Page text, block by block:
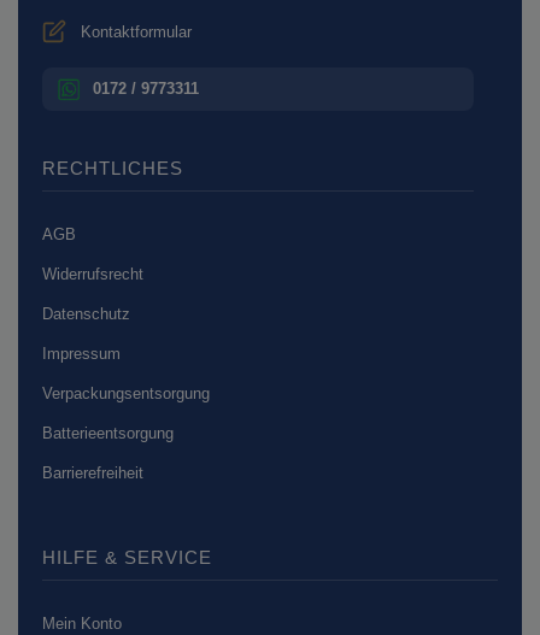
Kontaktformular
0172 / 9773311
RECHTLICHES
AGB
Widerrufsrecht
Datenschutz
Impressum
Verpackungsentsorgung
Batterieentsorgung
Barrierefreiheit
HILFE & SERVICE
Mein Konto